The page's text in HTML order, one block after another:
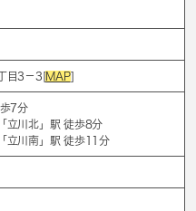
目3－3[MAP]
7分
立川北」駅 徒歩8分
立川南」駅 徒歩11分